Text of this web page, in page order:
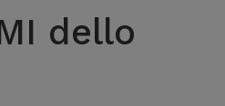
dello